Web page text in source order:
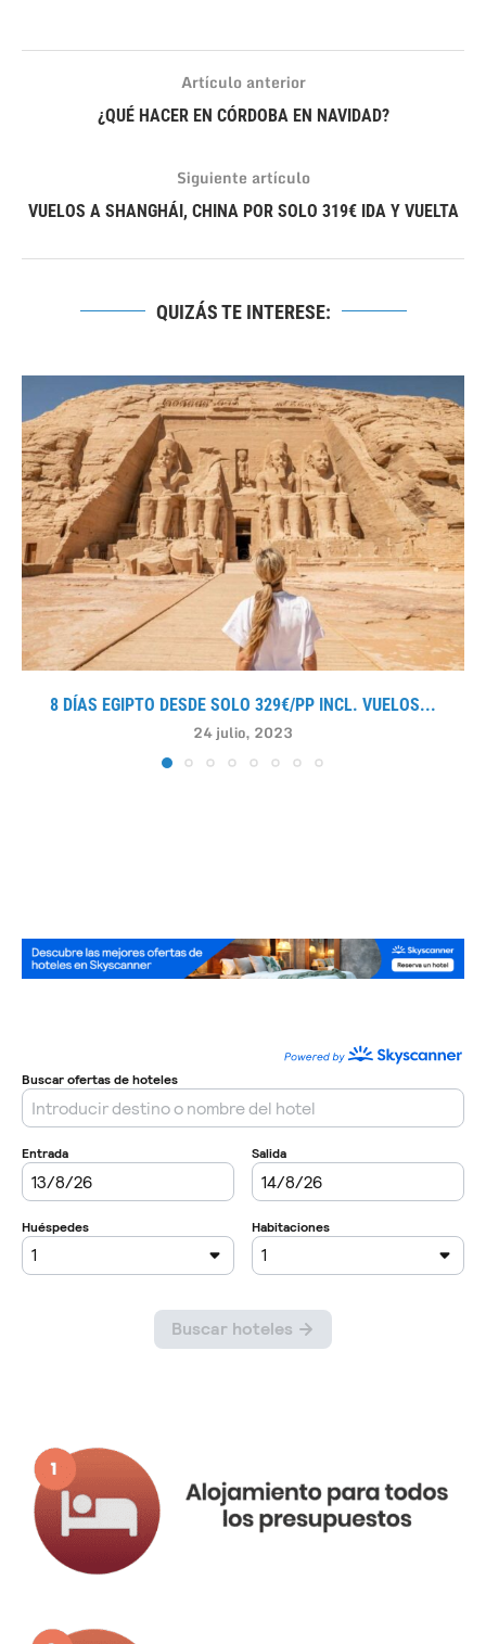
Artículo anterior
¿QUÉ HACER EN CÓRDOBA EN NAVIDAD?
Siguiente artículo
VUELOS A SHANGHÁI, CHINA POR SOLO 319€ IDA Y VUELTA
QUIZÁS TE INTERESE:
8 DÍAS EGIPTO DESDE SOLO 329€/PP INCL. VUELOS...
24 julio, 2023